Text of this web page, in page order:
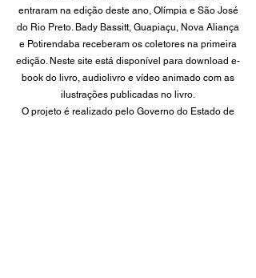
entraram na edição deste ano, Olímpia e São José
do Rio Preto. Bady Bassitt, Guapiaçu, Nova Aliança
e Potirendaba receberam os coletores na primeira
edição. Neste site está disponível para download e-
book do livro, audiolivro e vídeo animado com as
ilustrações publicadas no livro.
O projeto é realizado pelo Governo do Estado de